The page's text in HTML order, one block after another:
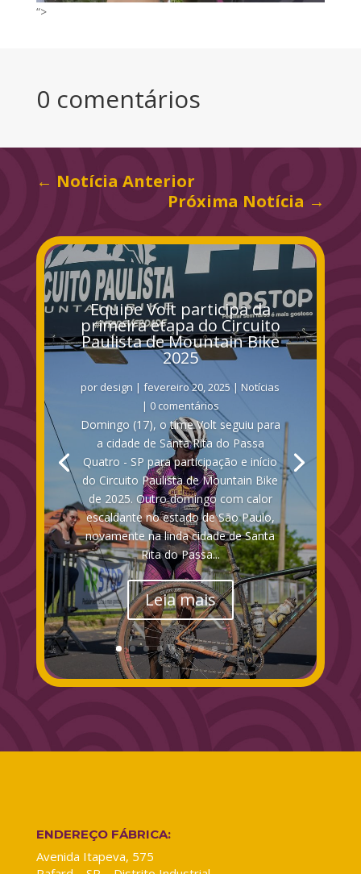
“>
0 comentários
← Notícia Anterior
Próxima Notícia →
Equipe Volt participa da
primeira etapa do Circuito
Paulista de Mountain Bike
2025
por design |fevereiro 20, 2025 | Notícias
| 0 comentários
Domingo (17), o time Volt seguiu para
a cidade de Santa Rita do Passa
Quatro - SP para participação e início
do Circuito Paulista de Mountain Bike
de 2025. Outro domingo com calor
escaldante no estado de São Paulo,
novamente na linda cidade de Santa
Rita do Passa...
Leia mais
ENDEREÇO FÁBRICA:
Avenida Itapeva, 575